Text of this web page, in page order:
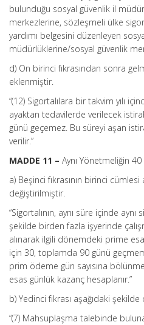
bulunduğu sosyal güvenlik il
merkezlerine, sözleşmeli ülke
yardımı belgesini düzenleyen
müdürlüklerine/sosyal güvenlik
d) On birinci fıkrasından sonra
eklenmiştir.
“(12) Sigortalılara bir takvim yılı
ayaktan tedavilerde verilecek
günü geçemez. Bu süreyi aşan
verilir.”
MADDE 11 – Aynı Yönetmeliğin
a) Beşinci fıkrasının birinci
değiştirilmiştir.
“Sigortalının, aynı süre içinde
şekilde birden fazla işyerinde
alınarak ilgili dönemdeki prime
için 30, toplamda 90 günü
prim ödeme gün sayısına
esas günlük kazanç hesaplanır.”
b) Yedinci fıkrası aşağıdaki
“(7) Mahsuplaşma talebinde